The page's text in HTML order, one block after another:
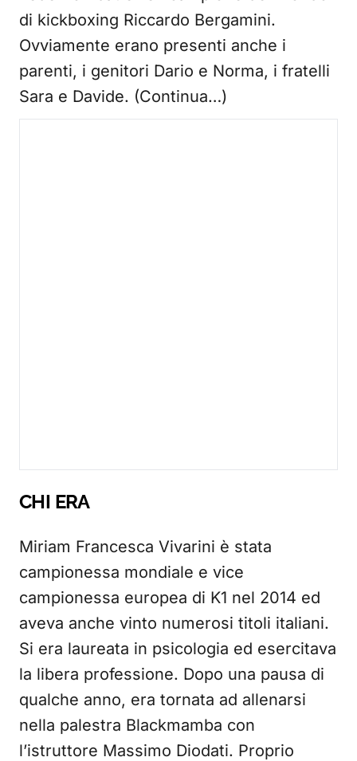
di kickboxing Riccardo Bergamini.
Ovviamente erano presenti anche i
parenti, i genitori Dario e Norma, i fratelli
Sara e Davide. (Continua…)
CHI ERA
Miriam Francesca Vivarini è stata
campionessa mondiale e vice
campionessa europea di K1 nel 2014 ed
aveva anche vinto numerosi titoli italiani.
Si era laureata in psicologia ed esercitava
la libera professione. Dopo una pausa di
qualche anno, era tornata ad allenarsi
nella palestra Blackmamba con
l’istruttore Massimo Diodati. Proprio